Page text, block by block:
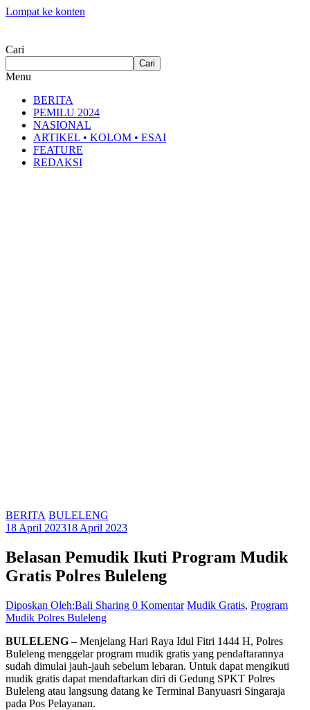
Lompat ke konten
Cari
Cari
Menu
BERITA
PEMILU 2024
NASIONAL
ARTIKEL • KOLOM • ESAI
FEATURE
REDAKSI
BERITA BULELENG
18 April 202318 April 2023
Belasan Pemudik Ikuti Program Mudik
Gratis Polres Buleleng
Diposkan Oleh:Bali Sharing 0 Komentar Mudik Gratis, Program
Mudik Polres Buleleng
BULELENG – Menjelang Hari Raya Idul Fitri 1444 H, Polres
Buleleng menggelar program mudik gratis yang pendaftarannya
sudah dimulai jauh-jauh sebelum lebaran. Untuk dapat mengikuti
mudik gratis dapat mendaftarkan diri di Gedung SPKT Polres
Buleleng atau langsung datang ke Terminal Banyuasri Singaraja
pada Pos Pelayanan.